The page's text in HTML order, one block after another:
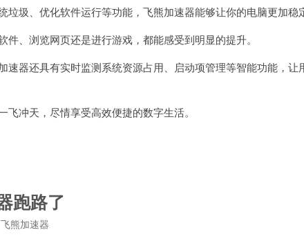
圾、优化软件运行等功能，飞熊加速器能够让你的电脑更加稳
、浏览网页还是进行游戏，都能感受到明显的提升。
器还具有实时监测系统资源占用、启动项管理等智能功能，让
冲天，尽情享受高效便捷的数字生活。
跑路了
飞熊加速器